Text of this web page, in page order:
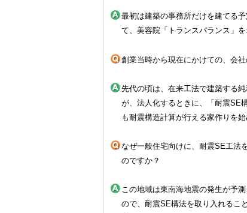
最初は建築の事務所だけを建てる
て、美容院「トランスパランス」
創業当時から現在にかけての、会社
先代の頃は、在来工法で建築する
が、法人化するときに、「耐震SE
も耐震構造計算が行える家作りを始
なぜ一般住宅向けに、耐震SE工法
のですか？
この地域は東南海地震の発生が予
ので、耐震SE構法を取り入れるこ